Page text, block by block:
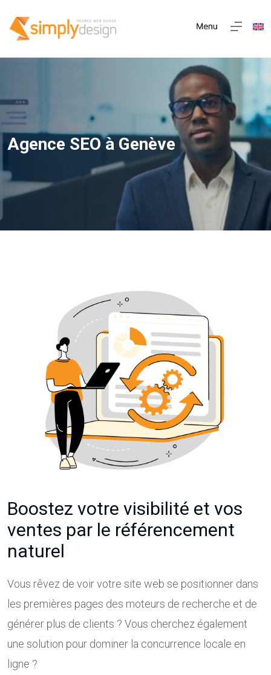
Agence SEO à Genève
Boostez votre visibilité et vos
ventes par le référencement
naturel
Vous rêvez de voir votre site web se positionner dans
les premières pages des moteurs de recherche et de
générer plus de clients ? Vous cherchez également
une solution pour dominer la concurrence locale en
ligne ?